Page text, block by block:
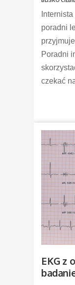
poradni
Poradni
czekać
EKG z